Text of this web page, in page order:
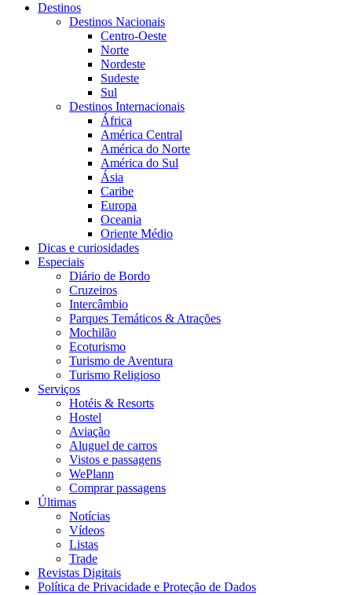
Destinos
Destinos Nacionais
Centro-Oeste
Norte
Nordeste
Sudeste
Sul
Destinos Internacionais
África
América Central
América do Norte
América do Sul
Ásia
Caribe
Europa
Oceania
Oriente Médio
Dicas e curiosidades
Especiais
Diário de Bordo
Cruzeiros
Intercâmbio
Parques Temáticos & Atrações
Mochilão
Ecoturismo
Turismo de Aventura
Turismo Religioso
Serviços
Hotéis & Resorts
Hostel
Aviação
Aluguel de carros
Vistos e passagens
WePlann
Comprar passagens
Últimas
Notícias
Vídeos
Listas
Trade
Revistas Digitais
Política de Privacidade e Proteção de Dados